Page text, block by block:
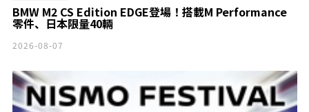
BMW M2 CS Edition EDGE登場！搭載M Performance
零件、日本限量40輛
2026-08-07